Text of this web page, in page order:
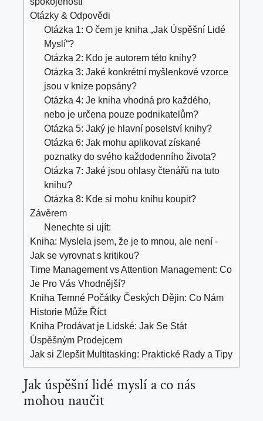
Otázky & Odpovědi
Otázka 1: O čem je kniha „Jak Úspěšní Lidé
Myslí“?
Otázka 2: Kdo je autorem této knihy?
Otázka 3: Jaké konkrétní myšlenkové vzorce
jsou v knize popsány?
Otázka 4: Je kniha vhodná pro každého,
nebo je určena pouze podnikatelům?
Otázka 5: Jaký je hlavní poselství knihy?
Otázka 6: Jak mohu aplikovat získané
poznatky do svého každodenního života?
Otázka 7: Jaké jsou ohlasy čtenářů na tuto
knihu?
Otázka 8: Kde si mohu knihu koupit?
Závěrem
Nenechte si ujít:
Kniha: Myslela jsem, že je to mnou, ale není -
Jak se vyrovnat s kritikou?
Time Management vs Attention Management: Co
Je Pro Vás Vhodnější?
Kniha Temné Počátky Českých Dějin: Co Nám
Historie Může Říct
Kniha Prodávat je Lidské: Jak Se Stát
Úspěšným Prodejcem
Jak si Zlepšit Multitasking: Praktické Rady a Tipy
Jak úspěšní lidé myslí a co nás
mohou naučit